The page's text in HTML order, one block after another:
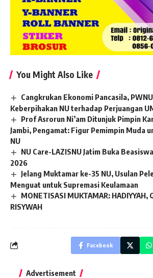
You Might Also Like
Cangkrukan Ekonomi Pancasila,
Keberpihakan NU terhadap Perjuangan
Prof Asrorun Ni’am Ditunjuk Pimpin
Jambi, Pengamat: Figur Pemimpin Muda
NU
NU Care-LAZISNU Jatim Buka
2026
Jelang Muktamar ke-35 NU, Usulan
Menguat untuk Supremasi Keulamaan
MONETISASI MUKTAMAR: HADIYYAH,
RISYWAH
Facebook
Advertisement